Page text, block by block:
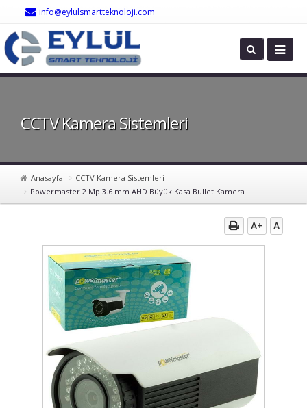
info@eylulsmartteknoloji.com
CCTV Kamera Sistemleri
Anasayfa
CCTV Kamera Sistemleri
Powermaster 2 Mp 3.6 mm AHD Büyük Kasa Bullet Kamera
A+ A